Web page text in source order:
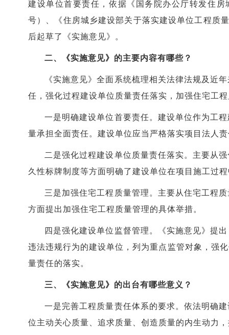
建设单位首要责任，依据《国务院办公厅转发住
号）、《住房城乡建设部关于落实建设单位工程质
后起草了《实施意见》。
二、《实施意见》的主要内容有哪些？
《实施意见》全面系统梳理相关法律法规及近
任，强化过程建设单位质量责任落实，加强住宅工
一是明确建设单位首要责任。建设单位作为工
量承担全面责任。建设单位应当严格落实项目法人
二是强化过程建设单位质量责任落实。主要从
久性标牌制度等方面明确了建设单位在项目施工过
三是加强住宅工程质量管理。主要从住宅工程
方面提出加强住宅工程质量管理的具体举措。
四是强化建设单位监督管理。《实施意见》提
违法违规行为的建设单位，列为重点监管对象，强
量责任的落实。
三、《实施意见》的出台有哪些意义？
一是完善工程质量责任体系的要求。依法明确
位主动关心质量、追求质量、创造质量的内生动力